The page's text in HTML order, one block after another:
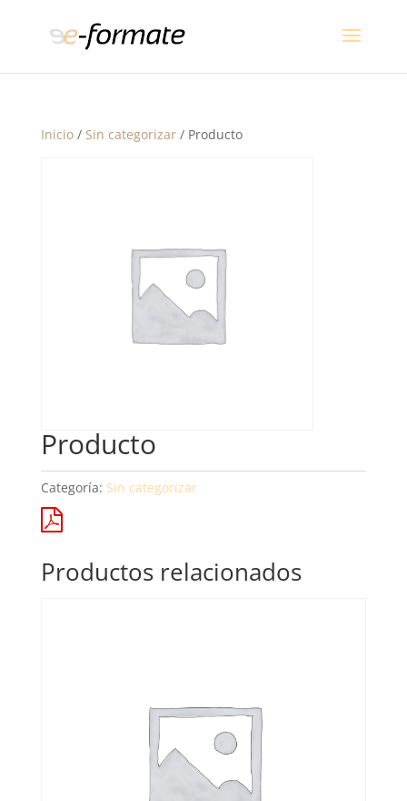
Inicio/ Sin categorizar/ Producto
Producto
Categoría: Sin categorizar
Productos relacionados